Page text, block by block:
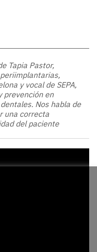
Tapia Pastor,
y vocal de SEPA,
prevención en
Nos habla de
una correcta
del paciente